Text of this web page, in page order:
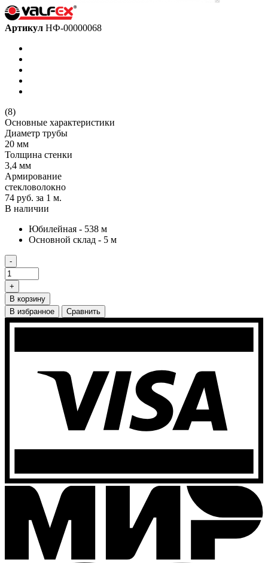
Артикул НФ-00000068
(8)
Основные характеристики
Диаметр трубы
20 мм
Толщина стенки
3,4 мм
Армирование
стекловолокно
74 руб. за 1 м.
В наличии
Юбилейная - 538 м
Основной склад - 5 м
-
+
В корзину
В избранное
Сравнить